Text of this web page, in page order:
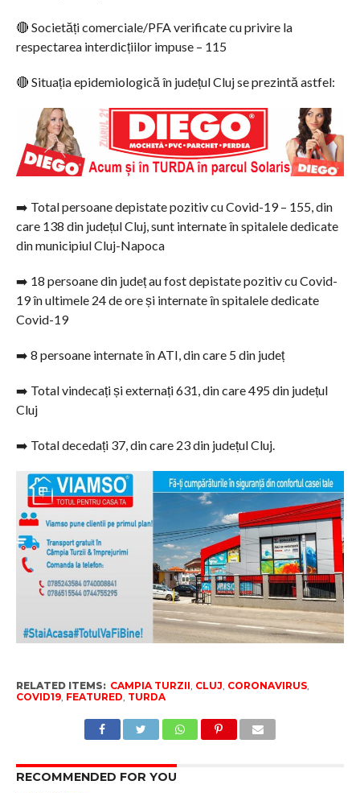
🔴 Societăți comerciale/PFA verificate cu privire la
respectarea interdicțiilor impuse – 115
🔴 Situația epidemiologică în județul Cluj se prezintă astfel:
➡️ Total persoane depistate pozitiv cu Covid-19 – 155, din
care 138 din județul Cluj, sunt internate în spitalele dedicate
din municipiul Cluj-Napoca
➡️ 18 persoane din județ au fost depistate pozitiv cu Covid-
19 în ultimele 24 de ore și internate în spitalele dedicate
Covid-19
➡️ 8 persoane internate în ATI, din care 5 din județ
➡️ Total vindecați și externați 631, din care 495 din județul
Cluj
➡️ Total decedați 37, din care 23 din județul Cluj.
RELATED ITEMS: CAMPIA TURZII CLUJ CORONAVIRUS,
COVID19, FEATURED TURDA
RECOMMENDED FOR YOU